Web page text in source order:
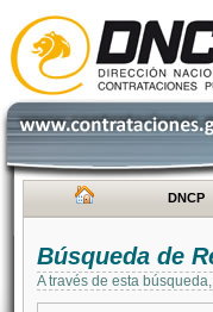
DNCP
Búsqueda de
A través de esta